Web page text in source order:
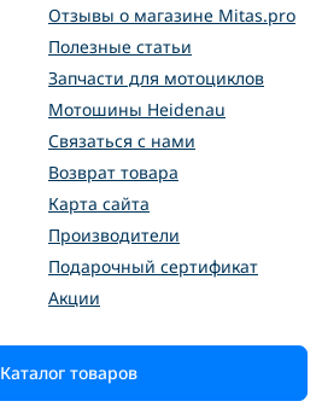
Отзывы о магазине Mitas.pro
Полезные статьи
Запчасти для мотоциклов
Мотошины Heidenau
Связаться с нами
Возврат товара
Карта сайта
Производители
Подарочный сертификат
Акции
Каталог товаров